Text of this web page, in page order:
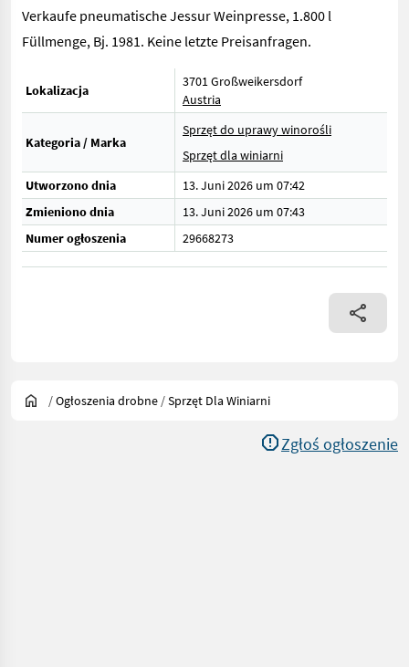
Verkaufe pneumatische Jessur Weinpresse, 1.800 l
Füllmenge, Bj. 1981. Keine letzte Preisanfragen.
Lokalizacja
3701 Großweikersdorf
Austria
Kategoria / Marka
Sprzęt do uprawy winorośli
Sprzęt dla winiarni
Utworzono dnia
13. Juni 2026 um 07:42
Zmieniono dnia
13. Juni 2026 um 07:43
Numer ogłoszenia
29668273
/Ogłoszenia drobne /Sprzęt Dla Winiarni
Zgłoś ogłoszenie